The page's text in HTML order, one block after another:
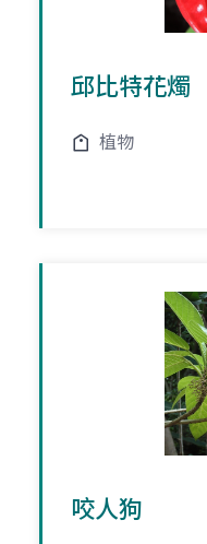
邱比特花燭
植物
咬人狗